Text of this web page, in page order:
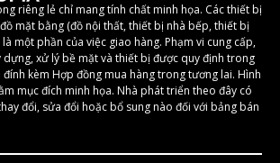
riêng lẻ chỉ mang tính chất minh họa. Các thiết bị
mặt bằng (đồ nội thất, thiết bị nhà bếp, thiết bị
một phần của việc giao hàng. Phạm vi cung cấp,
dựng, xử lý bề mặt và thiết bị được quy định trong
kèm Hợp đồng mua hàng trong tương lai. Hình
mục đích minh họa. Nhà phát triển theo đây có
đổi, sửa đổi hoặc bổ sung nào đối với bảng bán